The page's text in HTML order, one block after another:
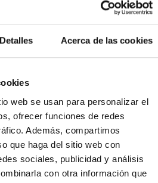
Detalles Acerca de las cookies
web se usan para personalizar el
ofrecer funciones de redes
Además, compartimos
que haga del sitio web con
sociales, publicidad y análisis
con otra información que
CONVOCATORIA